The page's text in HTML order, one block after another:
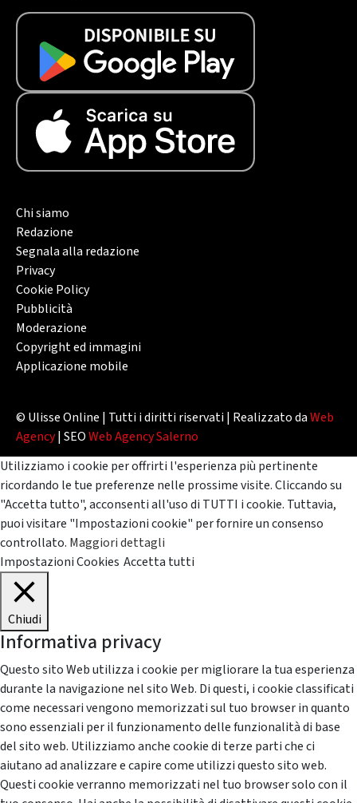
Chi siamo
Redazione
Segnala alla redazione
Privacy
Cookie Policy
Pubblicità
Moderazione
Copyright ed immagini
Applicazione mobile
© Ulisse Online | Tutti i diritti riservati | Realizzato daWeb
Agency| SEOWeb Agency Salerno
Utilizziamo i cookie per offrirti l'esperienza più pertinente
ricordando le tue preferenze nelle prossime visite. Cliccando su
"Accetta tutto", acconsenti all'uso di TUTTI i cookie. Tuttavia,
puoi visitare "Impostazioni cookie" per fornire un consenso
controllato. Maggiori dettagli
Impostazioni Cookies Accetta tutti
Chiudi
Informativa privacy
Questo sito Web utilizza i cookie per migliorare la tua esperienza
durante la navigazione nel sito Web. Di questi, i cookie classificati
come necessari vengono memorizzati sul tuo browser in quanto
sono essenziali per il funzionamento delle funzionalità di base
del sito web. Utilizziamo anche cookie di terze parti che ci
aiutano ad analizzare e capire come utilizzi questo sito web.
Questi cookie verranno memorizzati nel tuo browser solo con il